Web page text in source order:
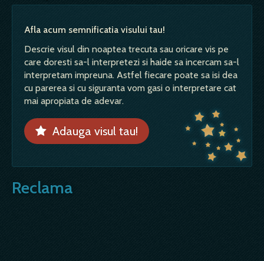
Afla acum semnificatia visului tau!
Descrie visul din noaptea trecuta sau oricare vis pe
care doresti sa-l interpretezi si haide sa incercam sa-l
interpretam impreuna. Astfel fiecare poate sa isi dea
cu parerea si cu siguranta vom gasi o interpretare cat
mai apropiata de adevar.
Adauga visul tau!
Reclama